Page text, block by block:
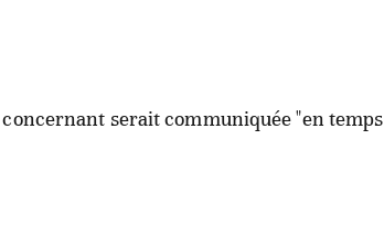
serait communiquée "en temps